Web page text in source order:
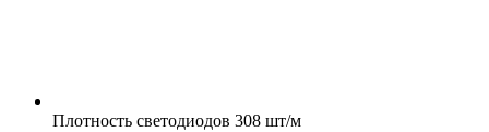
Плотность светодиодов 308 шт/м